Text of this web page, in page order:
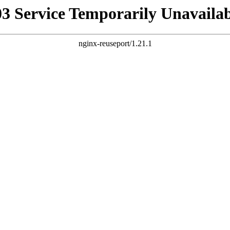
Service Temporarily
nginx-reuseport/1.21.1